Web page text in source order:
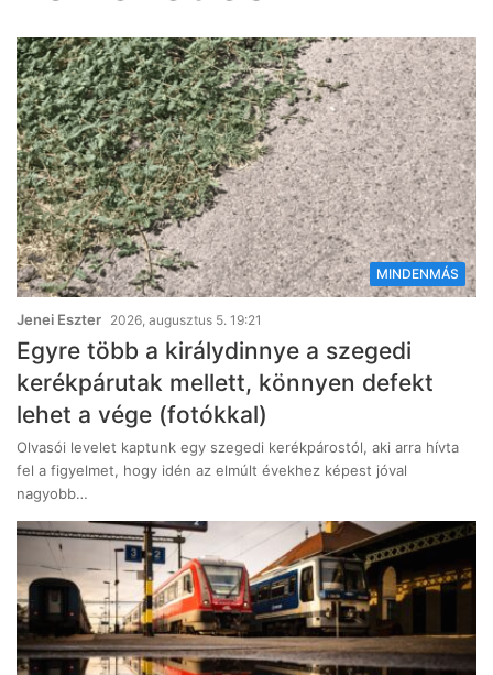
MINDENMÁS
Jenei Eszter 2026, augusztus 5. 19:21
Egyre több a királydinnye a szegedi
kerékpárutak mellett, könnyen defekt
lehet a vége (fotókkal)
Olvasói levelet kaptunk egy szegedi kerékpárostól, aki arra hívta
fel a figyelmet, hogy idén az elmúlt évekhez képest jóval
nagyobb…